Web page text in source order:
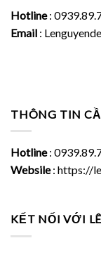
Hotline:
Email :
THÔNG TIN
Hotline:
Websile: https://
KẾT NỐI VỚI